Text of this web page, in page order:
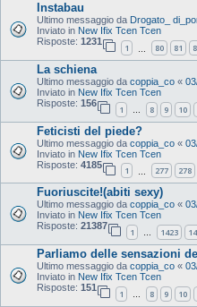
Instabau
Ultimo messaggio da Drogato_
Inviato in New Ifix Tcen Tcen
Risposte: 1231
1 80 81
La schiena
Ultimo messaggio da coppia_co «
Inviato in New Ifix Tcen Tcen
Risposte: 156
1 … 8 9 10
Feticisti del piede?
Ultimo messaggio da coppia_co «
Inviato in New Ifix Tcen Tcen
Risposte: 4185
1 277 278
Fuoriuscite!(abiti sexy)
Ultimo messaggio da coppia_co «
Inviato in New Ifix Tcen Tcen
Risposte: 21387
1 … 1423
Parliamo delle sensazioni
Ultimo messaggio da coppia_co «
Inviato in New Ifix Tcen Tcen
Risposte: 151
1 … 8 9 10